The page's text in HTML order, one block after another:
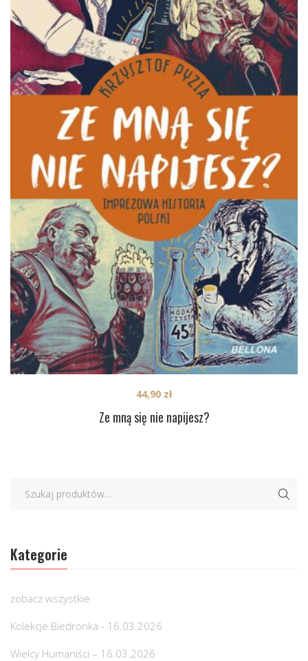
Ze mną się nie napijesz?
44,90 zł
Kategorie
zobacz wszystkie
Kolekcje Biedronka - 16.03.2026
Wielcy Humaniści – 16.03.2026